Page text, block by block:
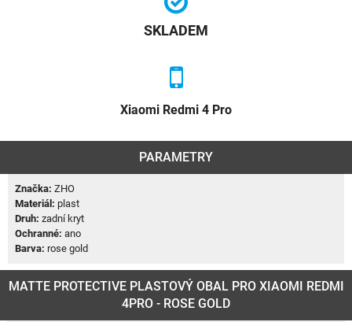
SKLADEM
Xiaomi Redmi 4 Pro
PARAMETRY
Značka: ZHO
Materiál: plast
Druh: zadní kryt
Ochranné: ano
Barva: rose gold
MATTE PROTECTIVE PLASTOVÝ OBAL PRO XIAOMI REDMI
4PRO - ROSE GOLD